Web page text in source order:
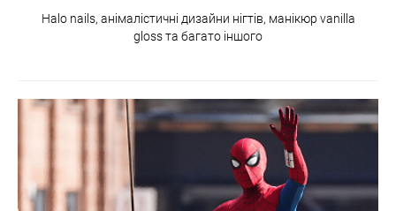
Halo nails, анімалістичні дизайни нігтів, манікюр vanilla
gloss та багато іншого